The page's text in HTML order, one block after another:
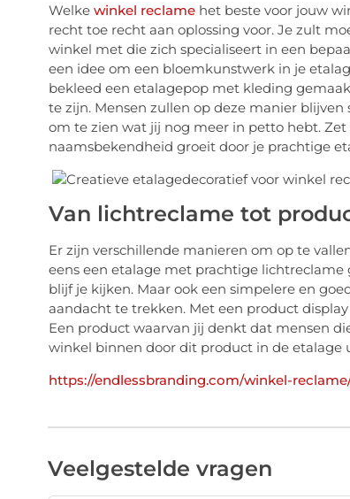
Welke winkel reclamehet beste voor jouw
recht toe recht aan oplossing voor. Je zult
winkel met die zich specialiseert in een
een idee om een bloemkunstwerk in je
bekleed een etalagepop met kleding
te zijn. Mensen zullen op deze manier
om te zien wat jij nog meer in petto hebt.
naamsbekendheid groeit door je prachtige
Van lichtreclame tot
Er zijn verschillende manieren om op te
eens een etalage met prachtige lichtreclame
blijf je kijken. Maar ook een simpelere en
aandacht te trekken. Met een product
Een product waarvan jij denkt dat mensen
winkel binnen door dit product in de etalage
https://endlessbranding.com/winkel-
Veelgestelde vragen